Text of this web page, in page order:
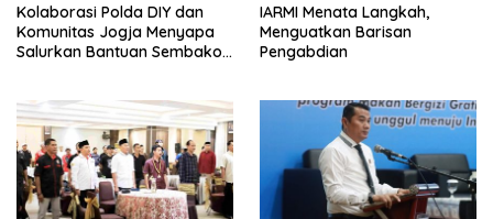
Kolaborasi Polda DIY dan
Komunitas Jogja Menyapa
Salurkan Bantuan Sembako,
IARMI Menata Langkah,
Menguatkan Barisan
Pengabdian